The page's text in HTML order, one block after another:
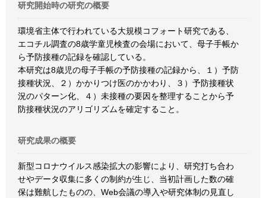
研究開始時の研究の概要
環境省主体で行われている大規模コフォート研究である、
エコチル調査の8歳学童児検査の会場において、母子手帳か
ら予防接種の記録を確認している。
本研究は8歳児の母子手帳の予防接種の記録から、１）予防
接種状況、２）かかりつけ医のかかわり、３）予防接種状
況のパターン化、４）未接種の要因を整理することから予
防接種状況のアリゴリズムを確定すること。
研究成果の概要
新型コロナウイルス感染拡大の影響により、研究打ち合わ
せやデータ収集に多くの制約が生じ、当初計画した数の確
保は難航したものの、Web会議の導入や研究体制の見直し